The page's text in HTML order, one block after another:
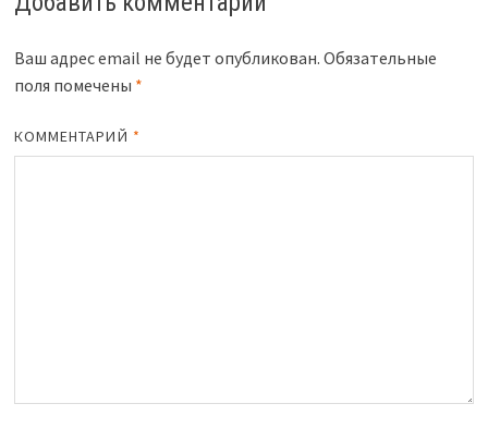
Ваш адрес email не будет опубликован. Обязательные
поля помечены *
КОММЕНТАРИЙ *